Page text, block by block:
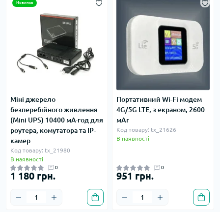
Новинка
Міні джерело
безперебійного живлення
(Mini UPS) 10400 мА·год для
роутера, комутатора та IP-
камер
Код товару: tx_21980
В наявності
0
1 180 грн.
Портативний Wi-Fi модем
4G/5G LTE, з екраном, 2600
мАг
Код товару: tx_21626
В наявності
0
951 грн.